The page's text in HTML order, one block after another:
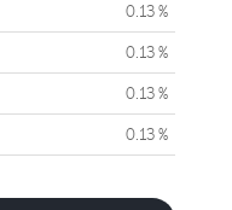
0.13 %
0.13 %
0.13 %
0.13 %